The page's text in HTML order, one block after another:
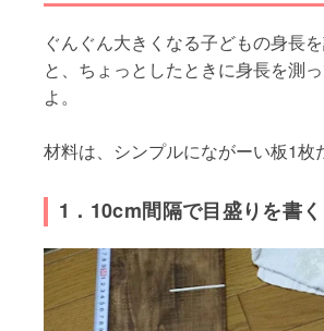
ぐんぐん大きくなる子どもの身長
と、ちょっとしたときに身長を測
よ。
材料は、シンプルにながーい板1枚
1．10cm間隔で目盛りを書く